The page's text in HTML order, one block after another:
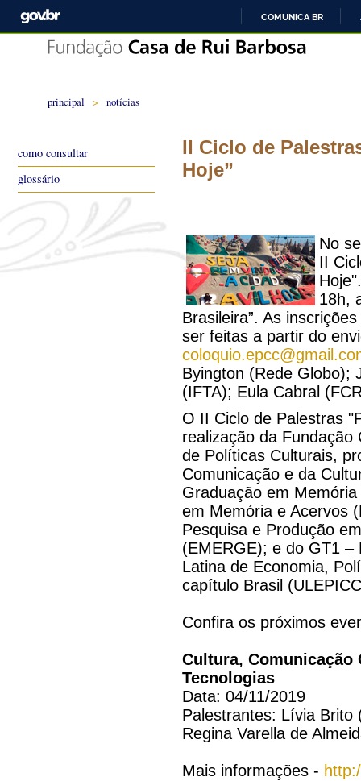
COMUNICA BR
principal > notícias
II Ciclo de
Hoje”
No
II
18h,
Brasileira”. As
ser feitas a partir do
Byington (Rede Globo);
(IFTA); Eula Cabral
O II Ciclo de Palestras
realização da
de Políticas Culturais,
Comunicação e da
Graduação em
em Memória e Acervos
Pesquisa e Produção
(EMERGE); e do GT1 –
Latina de Economia,
capítulo Brasil
Confira os próximos
Cultura, Comunicação
Tecnologias
Data: 04/11/2019
Palestrantes: Lívia Brito
Regina Varella de
Mais informações -
como consultar
glossário